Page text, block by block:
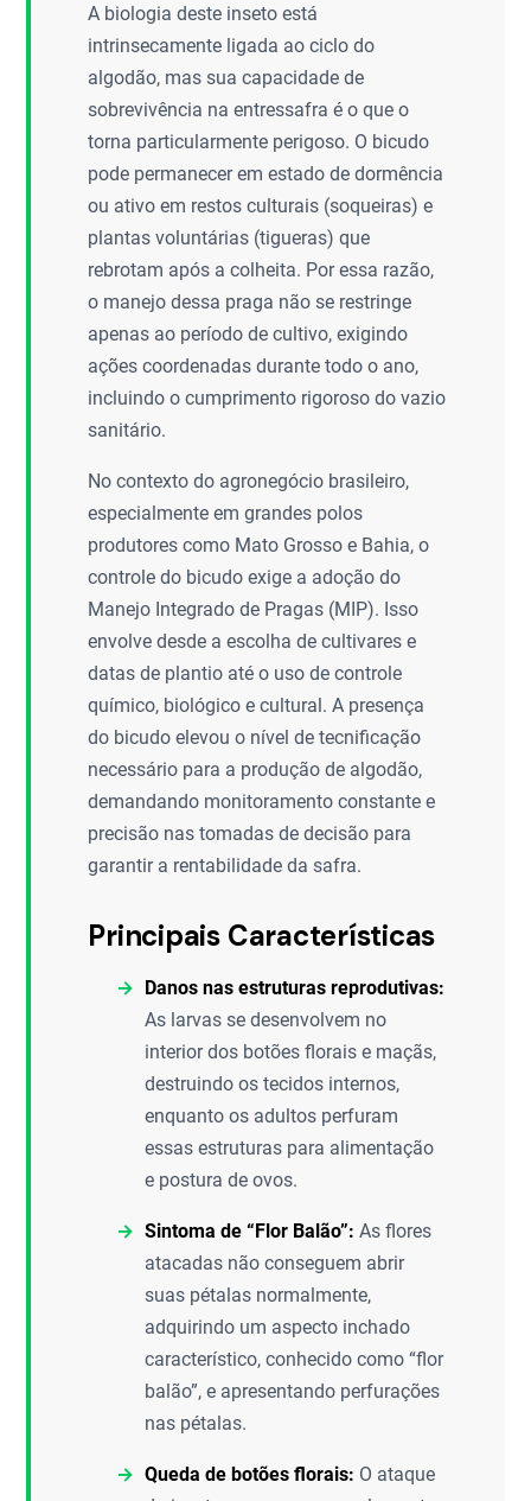
A biologia deste inseto está
intrinsecamente ligada ao ciclo do
algodão, mas sua capacidade de
sobrevivência na entressafra é o que o
torna particularmente perigoso. O bicudo
pode permanecer em estado de dormência
ou ativo em restos culturais (soqueiras) e
plantas voluntárias (tigueras) que
rebrotam após a colheita. Por essa razão,
o manejo dessa praga não se restringe
apenas ao período de cultivo, exigindo
ações coordenadas durante todo o ano,
incluindo o cumprimento rigoroso do vazio
sanitário.
No contexto do agronegócio brasileiro,
especialmente em grandes polos
produtores como Mato Grosso e Bahia, o
controle do bicudo exige a adoção do
Manejo Integrado de Pragas (MIP). Isso
envolve desde a escolha de cultivares e
datas de plantio até o uso de controle
químico, biológico e cultural. A presença
do bicudo elevou o nível de tecnificação
necessário para a produção de algodão,
demandando monitoramento constante e
precisão nas tomadas de decisão para
garantir a rentabilidade da safra.
Principais Características
Danos nas estruturas reprodutivas:
As larvas se desenvolvem no
interior dos botões florais e maçãs,
destruindo os tecidos internos,
enquanto os adultos perfuram
essas estruturas para alimentação
e postura de ovos.
Sintoma de “Flor Balão”: As flores
atacadas não conseguem abrir
suas pétalas normalmente,
adquirindo um aspecto inchado
característico, conhecido como “flor
balão”, e apresentando perfurações
nas pétalas.
Queda de botões florais: O ataque